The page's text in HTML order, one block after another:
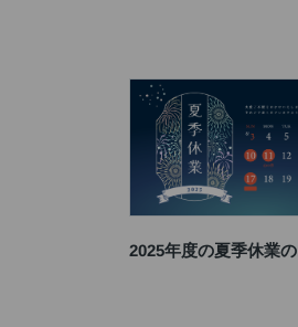
2025年度の夏季休業